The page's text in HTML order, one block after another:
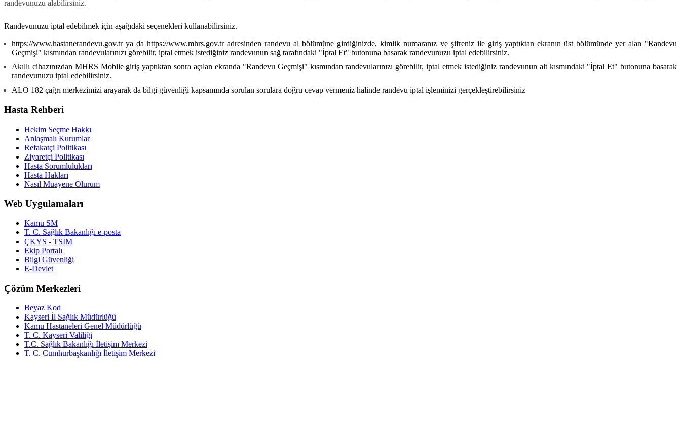
randevunuzu alabilirsiniz.
Randevunuzu iptal edebilmek için aşağıdaki seçenekleri kullanabilirsiniz.
https://www.hastanerandevu.gov.tr ya da https://www.mhrs.gov.tr adresinden randevu al bölümüne girdiğinizde, kimlik numaranız ve şifreniz ile giriş yaptıktan ekranın üst bölümünde yer alan "Randevu
Geçmişi" kısmından randevularınızı görebilir, iptal etmek istediğiniz randevunun sağ tarafındaki "İptal Et" butonuna basarak randevunuzu iptal edebilirsiniz.
Akıllı cihazınızdan MHRS Mobile giriş yaptıktan sonra açılan ekranda "Randevu Geçmişi" kısmından randevularınızı görebilir, iptal etmek istediğiniz randevunun alt kısmındaki "İptal Et" butonuna basarak
randevunuzu iptal edebilirsiniz.
ALO 182 çağrı merkezimizi arayarak da bilgi güvenliği kapsamında sorulan sorulara doğru cevap vermeniz halinde randevu iptal işleminizi gerçekleştirebilirsiniz
Hasta Rehberi
Hekim Seçme Hakkı
Anlaşmalı Kurumlar
Refakatçi Politikası
Ziyaretçi Politikası
Hasta Sorumlulukları
Hasta Hakları
Nasıl Muayene Olurum
Web Uygulamaları
Kamu SM
T. C. Sağlık Bakanlığı e-posta
ÇKYS - TSİM
Ekip Portalı
Bilgi Güvenliği
E-Devlet
Çözüm Merkezleri
Beyaz Kod
Kayseri İl Sağlık Müdürlüğü
Kamu Hastaneleri Genel Müdürlüğü
T. C. Kayseri Valiliği
T.C. Sağlık Bakanlığı İletişim Merkezi
T. C. Cumhurbaşkanlığı İletişim Merkezi